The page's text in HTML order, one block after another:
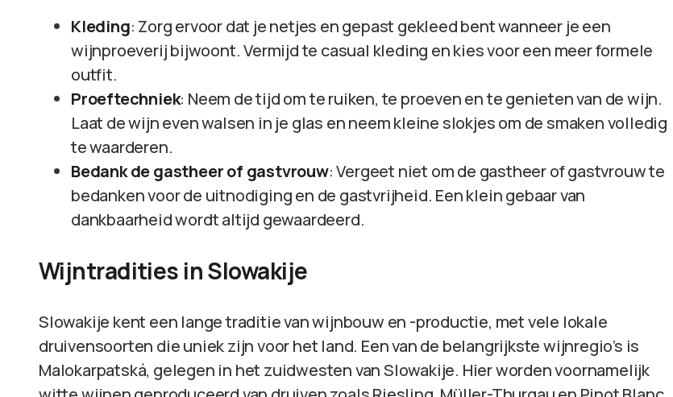
Kleding: Zorg ervoor dat je netjes en gepast gekleed bent wanneer je een
wijnproeverij bijwoont. Vermijd te casual kleding en kies voor een meer formele
outfit.
Proeftechniek: Neem de tijd om te ruiken, te proeven en te genieten van de wijn.
Laat de wijn even walsen in je glas en neem kleine slokjes om de smaken volledig
te waarderen.
Bedank de gastheer of gastvrouw: Vergeet niet om de gastheer of gastvrouw te
bedanken voor de uitnodiging en de gastvrijheid. Een klein gebaar van
dankbaarheid wordt altijd gewaardeerd.
Wijntradities in Slowakije
Slowakije kent een lange traditie van wijnbouw en -productie, met vele lokale
druivensoorten die uniek zijn voor het land. Een van de belangrijkste wijnregio’s is
Malokarpatská, gelegen in het zuidwesten van Slowakije. Hier worden voornamelijk